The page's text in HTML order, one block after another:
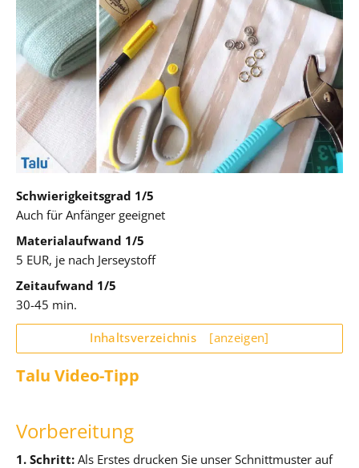
Schwierigkeitsgrad 1/5
Auch für Anfänger geeignet
Materialaufwand 1/5
5 EUR, je nach Jerseystoff
Zeitaufwand 1/5
30-45 min.
Inhaltsverzeichnis [anzeigen]
Talu Video-Tipp
Vorbereitung
1. Schritt: Als Erstes drucken Sie unser Schnittmuster auf